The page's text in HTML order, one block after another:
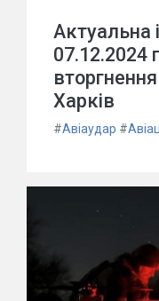
Актуальна
07.12.2024
Харків
#Авіаудар #